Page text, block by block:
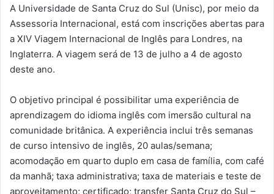
A Universidade de Santa Cruz do Sul (Unisc), por meio da
Assessoria Internacional, está com inscrições abertas para
a XIV Viagem Internacional de Inglês para Londres, na
Inglaterra. A viagem será de 13 de julho a 4 de agosto
deste ano.
O objetivo principal é possibilitar uma experiência de
aprendizagem do idioma inglês com imersão cultural na
comunidade britânica. A experiência inclui três semanas
de curso intensivo de inglês, 20 aulas/semana;
acomodação em quarto duplo em casa de família, com café
da manhã; taxa administrativa; taxa de materiais e teste de
aproveitamento; certificado; transfer Santa Cruz do Sul –